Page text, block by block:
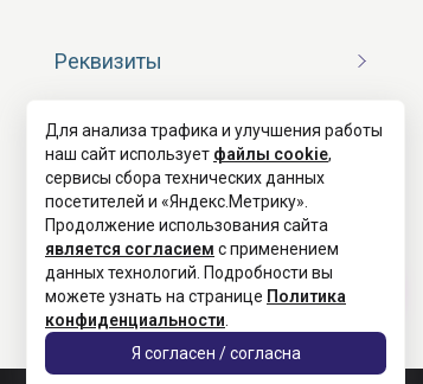
Реквизиты
Договор оферты
Согласие на обработку ПД
Политика конфиденциальности
Для анализа трафика и улучшения работы
наш сайт использует файлы cookie,
сервисы сбора технических данных
посетителей и «Яндекс.Метрику».
Продолжение использования сайта
является согласием с применением
данных технологий. Подробности вы
можете узнать на странице Политика
конфиденциальности
Я согласен / согласна